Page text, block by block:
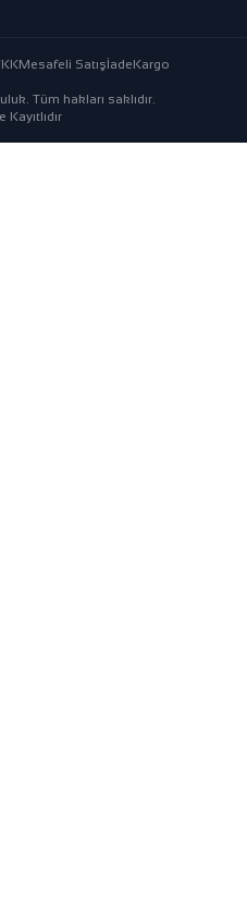
Mesafeli SatışİadeKargo
Tüm hakları saklıdır.
Kayıtlıdır